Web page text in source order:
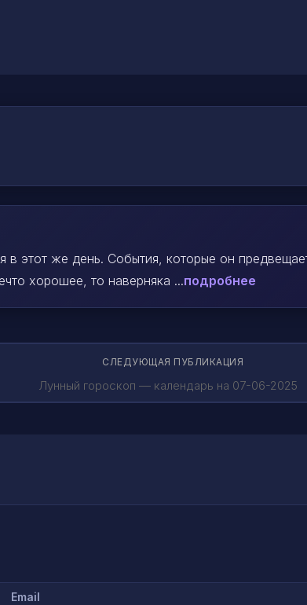
в этот же день. События, которые он
хорошее, то наверняка ...подробнее
СЛЕДУЮЩАЯ ПУБЛИКАЦИЯ
Лунный гороскоп — календарь на 07-06-2025
Email